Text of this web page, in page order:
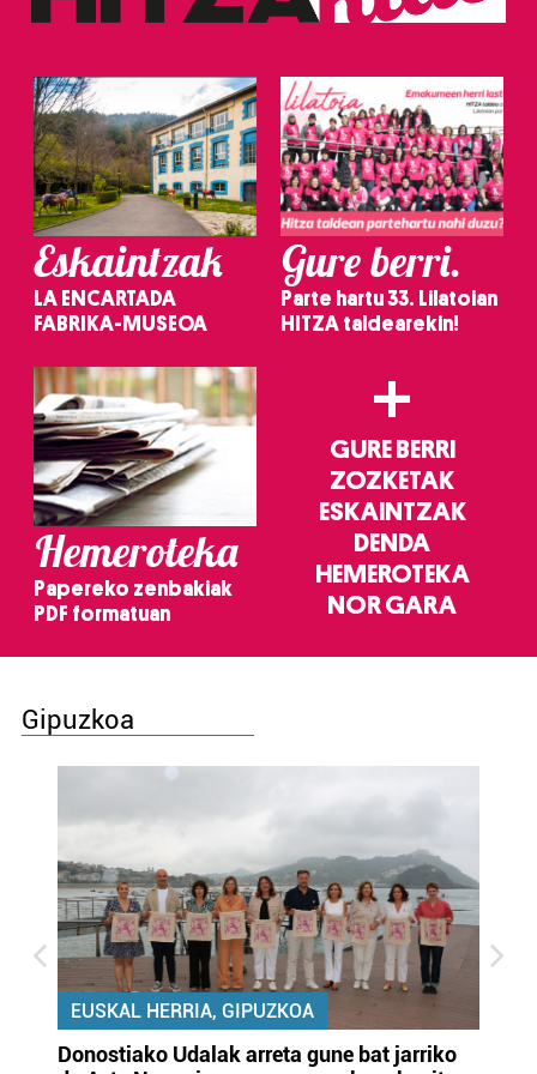
erabiltzeko baimen esplizitua ematen diguzu. Gehiago
Eskaintzak
LA ENCARTADA
FABRIKA-MUSEOA
Gure berri.
Parte hartu 33. Lilatoian
HITZA taldearekin!
Hemeroteka
Papereko zenbakiak
PDF formatuan
+
GURE BERRI
ZOZKETAK
ESKAINTZAK
DENDA
HEMEROTEKA
NOR GARA
Gipuzkoa
EUSKAL HERRIA, GIPUZKOA
Donostiako Udalak arreta gune bat jarriko